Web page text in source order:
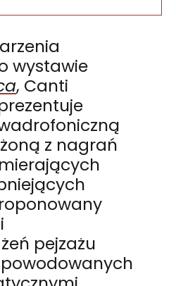
wystawie
, Canti
z nagrań
pejzażu